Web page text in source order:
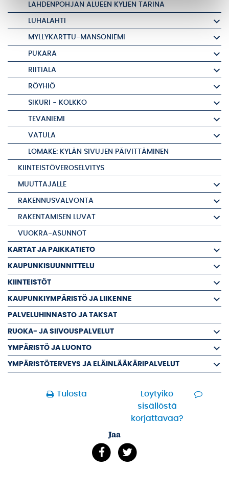
LAHDENPOHJAN ALUEEN KYLIEN TARINA
LUHALAHTI
MYLLYKARTTU-MANSONIEMI
PUKARA
RIITIALA
RÖYHIÖ
SIKURI - KOLKKO
TEVANIEMI
VATULA
LOMAKE: KYLÄN SIVUJEN PÄIVITTÄMINEN
KIINTEISTÖVEROSELVITYS
MUUTTAJALLE
RAKENNUSVALVONTA
RAKENTAMISEN LUVAT
VUOKRA-ASUNNOT
KARTAT JA PAIKKATIETO
KAUPUNKISUUNNITTELU
KIINTEISTÖT
KAUPUNKIYMPÄRISTÖ JA LIIKENNE
PALVELUHINNASTO JA TAKSAT
RUOKA- JA SIIVOUSPALVELUT
YMPÄRISTÖ JA LUONTO
YMPÄRISTÖTERVEYS JA ELÄINLÄÄKÄRIPALVELUT
Tulosta
Löytyikö
sisällöstä
korjattavaa?
Jaa